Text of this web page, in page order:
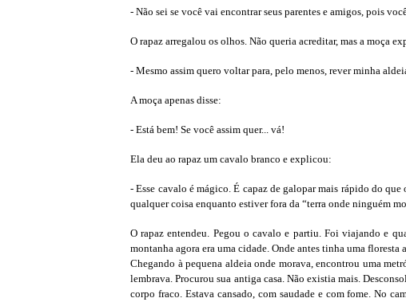
- Não sei se você vai encontrar seus parentes e amigos, pois
O rapaz arregalou os olhos. Não queria acreditar, mas a moça
- Mesmo assim quero voltar para, pelo menos, rever minha
A moça apenas disse:
- Está bem! Se você assim quer... vá!
Ela deu ao rapaz um cavalo branco e explicou:
- Esse cavalo é mágico. É capaz de galopar mais rápido do
qualquer coisa enquanto estiver fora da “terra onde ninguém
O rapaz entendeu. Pegou o cavalo e partiu. Foi viajando e
montanha agora era uma cidade. Onde antes tinha uma
Chegando à pequena aldeia onde morava, encontrou uma
lembrava. Procurou sua antiga casa. Não existia mais.
corpo fraco. Estava cansado, com saudade e com fome. No